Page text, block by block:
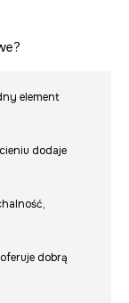
element
dodaje
dobrą